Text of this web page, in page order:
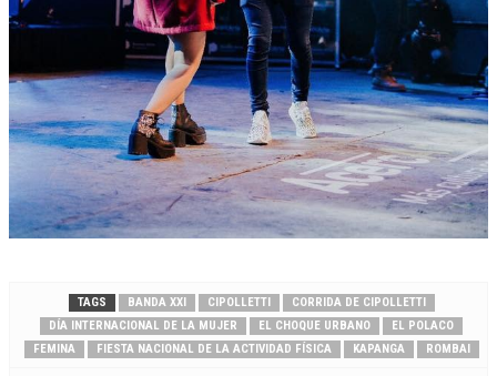
TAGS BANDA XXI CIPOLLETTI
CORRIDA DE CIPOLLETTI
DÍA INTERNACIONAL DE LA MUJER
EL CHOQUE URBANO
EL POLACO
FEMINA
FIESTA NACIONAL DE LA ACTIVIDAD FÍSICA KAPANGA ROMBAI